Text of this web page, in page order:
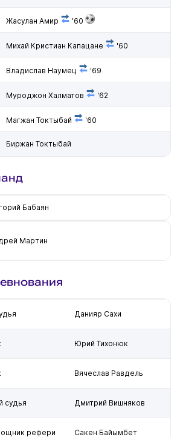
Жасулан Амир '60
Михай Кристиан Капацане '60
Владислав Наумец '69
Муроджон Халматов '62
Магжан Токтыбай '60
Биржан Токтыбай
Бабаян
Мартин
Данияр Сахи
Юрий Тихонюк
Вячеслав Равдель
судья Дмитрий Вишняков
рефери Сакен Байымбет